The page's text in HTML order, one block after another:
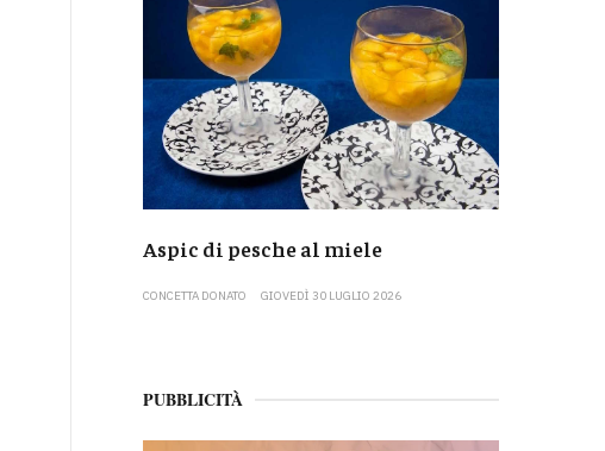
Aspic di pesche al miele
CONCETTA DONATO GIOVEDÌ 30 LUGLIO 2026
PUBBLICITÀ